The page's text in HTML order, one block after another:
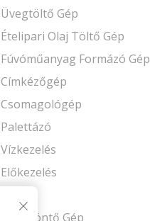
Üvegtöltő Gép
Ételipari Olaj Töltő Gép
Fúvóműanyag Formázó Gép
Címkézőgép
Csomagológép
Palettázó
Vízkezelés
Előkezelés
Fröccsöntő Gép